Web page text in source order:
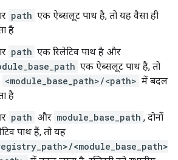
path एक ऐब्सलूट पाथ है, तो यह वैसा ही
है
path एक रिलेटिव पाथ है और
एक ऐब्सलूट पाथ है, तो
<module_base_path>/<path> में बदल
है
path और module_base_path , दोनों
पाथ हैं, तो यह
<module_base_path>